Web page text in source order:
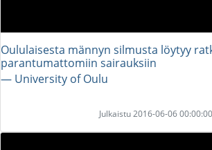
Oululaisesta männyn silmusta löytyy
parantumattomiin sairauksiin
― University of Oulu
Julkaistu 2016-06-06